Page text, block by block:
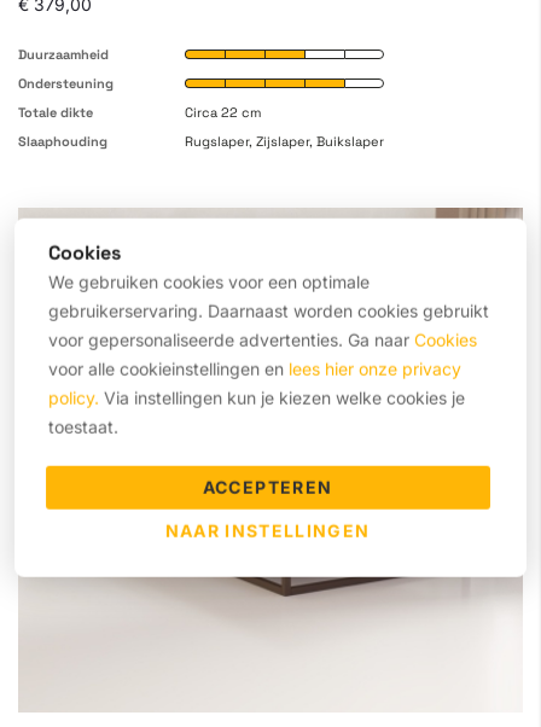
Cookies
We gebruiken cookies voor een optimale
gebruikerservaring. Daarnaast worden cookies gebruikt
voor gepersonaliseerde advertenties. Ga naar Cookies
voor alle cookieinstellingen en lees hier onze privacy
policy. Via instellingen kun je kiezen welke cookies je
toestaat.
ACCEPTEREN
NAAR INSTELLINGEN
€ 379,00
Duurzaamheid
Ondersteuning
Totale dikte
Circa 22 cm
Slaaphouding
Rugslaper, Zijslaper, Buikslaper